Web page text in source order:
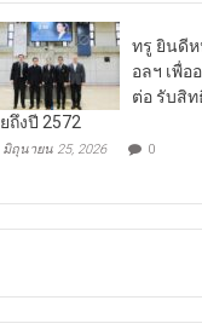
ทรู ยินดี
อลฯ เพื่อ
ต่อ รับสิ
ถึงปี 2572
มิถุนายน 25, 2026 0